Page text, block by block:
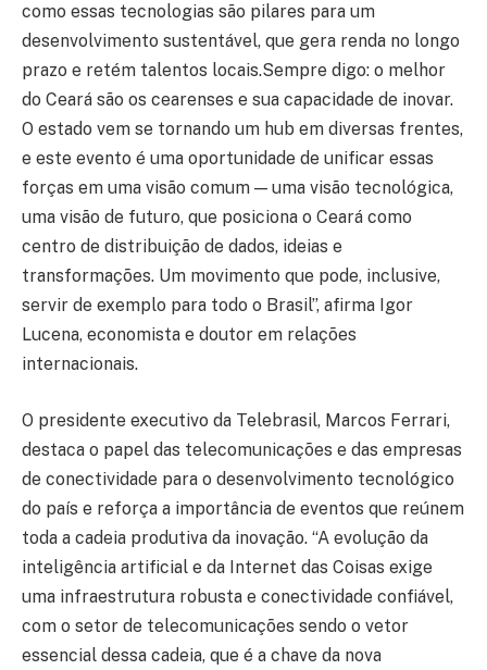
como essas tecnologias são pilares para um
desenvolvimento sustentável, que gera renda no longo
prazo e retém talentos locais.Sempre digo: o melhor
do Ceará são os cearenses e sua capacidade de inovar.
O estado vem se tornando um hub em diversas frentes,
e este evento é uma oportunidade de unificar essas
forças em uma visão comum — uma visão tecnológica,
uma visão de futuro, que posiciona o Ceará como
centro de distribuição de dados, ideias e
transformações. Um movimento que pode, inclusive,
servir de exemplo para todo o Brasil”, afirma Igor
Lucena, economista e doutor em relações
internacionais.
O presidente executivo da Telebrasil, Marcos Ferrari,
destaca o papel das telecomunicações e das empresas
de conectividade para o desenvolvimento tecnológico
do país e reforça a importância de eventos que reúnem
toda a cadeia produtiva da inovação. “A evolução da
inteligência artificial e da Internet das Coisas exige
uma infraestrutura robusta e conectividade confiável,
com o setor de telecomunicações sendo o vetor
essencial dessa cadeia, que é a chave da nova